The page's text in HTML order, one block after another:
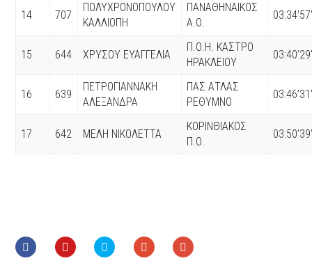
14 707
ΠΟΛΥΧΡΟΝΟΠΟΥΛΟΥ
ΚΑΛΛΙΟΠΗ
ΠΑΝΑΘΗΝΑΙΚΟΣ
Α.Ο.
15 644 ΧΡΥΣΟΥ ΕΥΑΓΓΕΛΙΑ
Π.Ο.Η. ΚΑΣΤΡΟ
ΗΡΑΚΛΕΙΟΥ
16 639
ΠΕΤΡΟΓΙΑΝΝΑΚΗ
ΑΛΕΞΑΝΔΡΑ
ΠΑΣ ΑΤΛΑΣ
ΡΕΘΥΜΝΟ
17 642 ΜΕΛΗ ΝΙΚΟΛΕΤΤΑ
ΚΟΡΙΝΘΙΑΚΟΣ
Π.Ο.